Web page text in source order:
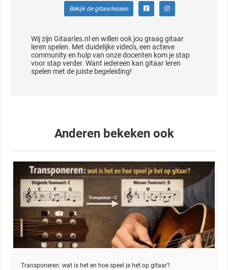
Bekijk de gitaarlessen
Wij zijn Gitaarles.nl en willen ook jou graag gitaar
leren spelen. Met duidelijke video's, een actieve
community en hulp van onze docenten kom je stap
voor stap verder. Want iedereen kan gitaar leren
spelen met de juiste begeleiding!
Anderen bekeken ook
Transponeren: wat is het en hoe speel je het op gitaar?